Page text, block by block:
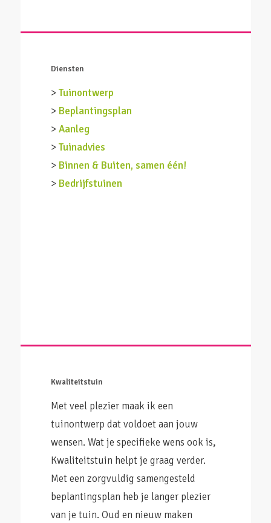
Diensten
>Tuinontwerp
> Beplantingsplan
>Aanleg
>Tuinadvies
> Binnen & Buiten, samen één!
> Bedrijfstuinen
Kwaliteitstuin
Met veel plezier maak ik een
tuinontwerp dat voldoet aan jouw
wensen. Wat je specifieke wens ook is,
Kwaliteitstuin helpt je graag verder.
Met een zorgvuldig samengesteld
beplantingsplan heb je langer plezier
van je tuin. Oud en nieuw maken